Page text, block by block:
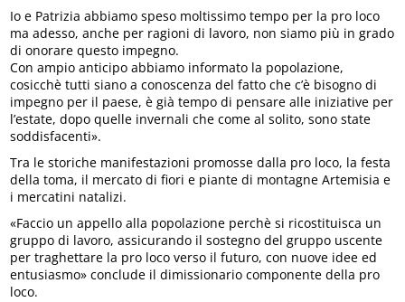
Io e Patrizia abbiamo speso moltissimo tempo per la pro loco
ma adesso, anche per ragioni di lavoro, non siamo più in grado
di onorare questo impegno.
Con ampio anticipo abbiamo informato la popolazione,
cosicchè tutti siano a conoscenza del fatto che c’è bisogno di
impegno per il paese, è già tempo di pensare alle iniziative per
l’estate, dopo quelle invernali che come al solito, sono state
soddisfacenti».
Tra le storiche manifestazioni promosse dalla pro loco, la festa
della toma, il mercato di fiori e piante di montagne Artemisia e
i mercatini natalizi.
«Faccio un appello alla popolazione perchè si ricostituisca un
gruppo di lavoro, assicurando il sostegno del gruppo uscente
per traghettare la pro loco verso il futuro, con nuove idee ed
entusiasmo» conclude il dimissionario componente della pro
loco.